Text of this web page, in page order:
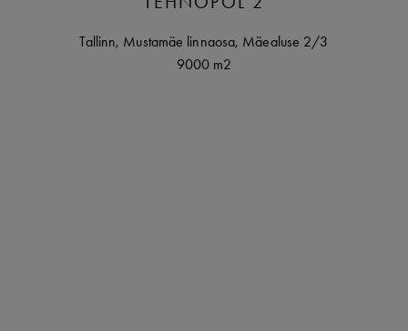
Tallinn, Mustamäe linnaosa, Mäealuse 2/3
9000 m2